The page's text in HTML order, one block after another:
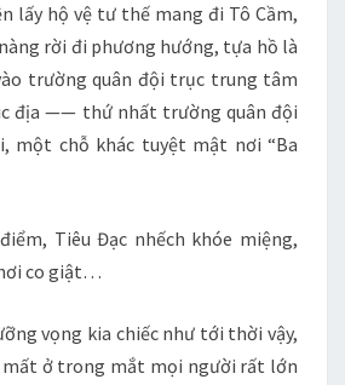
lấy hộ vệ tư thế mang đi Tô Cầm,
rời đi phương hướng, tựa hồ là
trường quân đội trục trung tâm
địa —— thứ nhất trường quân đội
một chỗ khác tuyệt mật nơi “Ba
Tiêu Đạc nhếch khóe miệng,
co giật…
vọng kia chiếc như tới thời vậy,
ở trong mắt mọi người rất lớn